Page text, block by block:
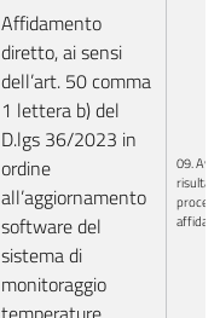
Affidamento
diretto, ai sensi
dell’art. 50 comma
1 lettera b) del
D.lgs 36/2023 in
ordine
all’aggiornamento
software del
sistema di
monitoraggio
09.
risultati